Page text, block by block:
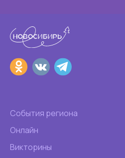
События региона
Онлайн
Викторины